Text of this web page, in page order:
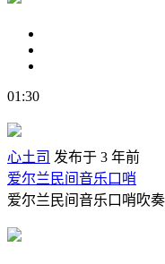
01:30
心土司 发布于 3 年前
爱尔兰民间音乐口哨
爱尔兰民间音乐口哨吹奏